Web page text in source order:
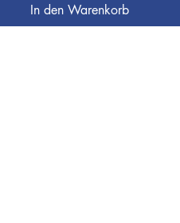
In den Warenkorb